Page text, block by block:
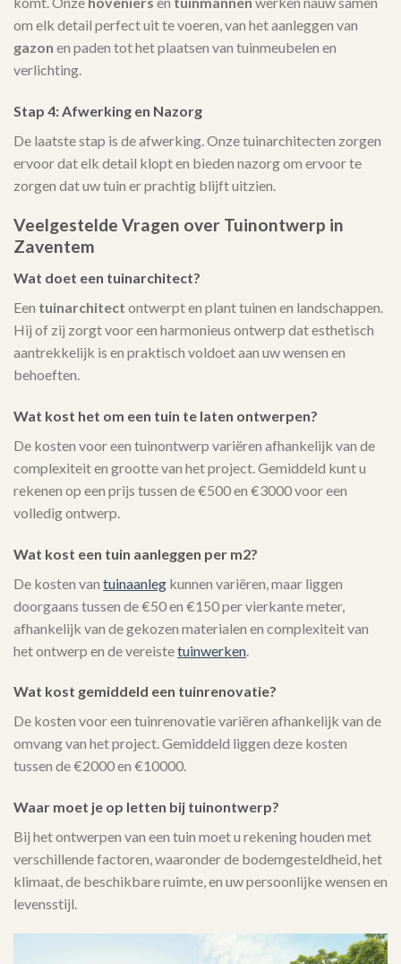
om elk detail perfect uit te voeren, van het aanleggen van
gazon en paden tot het plaatsen van tuinmeubelen en
verlichting.
Stap 4: Afwerking en Nazorg
De laatste stap is de afwerking. Onze tuinarchitecten zorgen
ervoor dat elk detail klopt en bieden nazorg om ervoor te
zorgen dat uw tuin er prachtig blijft uitzien.
Veelgestelde Vragen over Tuinontwerp in
Zaventem
Wat doet een tuinarchitect?
Een tuinarchitect ontwerpt en plant tuinen en landschappen.
Hij of zij zorgt voor een harmonieus ontwerp dat esthetisch
aantrekkelijk is en praktisch voldoet aan uw wensen en
behoeften.
Wat kost het om een tuin te laten ontwerpen?
De kosten voor een tuinontwerp variëren afhankelijk van de
complexiteit en grootte van het project. Gemiddeld kunt u
rekenen op een prijs tussen de €500 en €3000 voor een
volledig ontwerp.
Wat kost een tuin aanleggen per m2?
De kosten van tuinaanleg kunnen variëren, maar liggen
doorgaans tussen de €50 en €150 per vierkante meter,
afhankelijk van de gekozen materialen en complexiteit van
het ontwerp en de vereistetuinwerken
Wat kost gemiddeld een tuinrenovatie?
De kosten voor een tuinrenovatie variëren afhankelijk van de
omvang van het project. Gemiddeld liggen deze kosten
tussen de €2000 en €10000.
Waar moet je op letten bij tuinontwerp?
Bij het ontwerpen van een tuin moet u rekening houden met
verschillende factoren, waaronder de bodemgesteldheid, het
klimaat, de beschikbare ruimte, en uw persoonlijke wensen en
levensstijl.